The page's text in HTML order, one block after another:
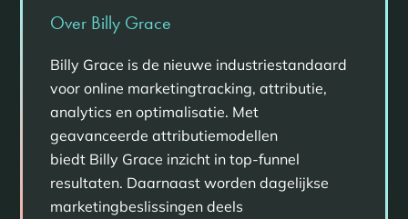
Over Billy Grace
Billy Grace is de nieuwe industriestandaard
voor online marketingtracking, attributie,
analytics en optimalisatie. Met
geavanceerde attributiemodellen
biedt Billy Grace inzicht in top-funnel
resultaten. Daarnaast worden dagelijkse
marketingbeslissingen deels